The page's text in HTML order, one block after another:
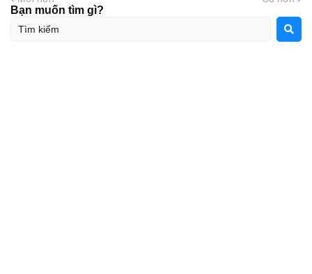
Bạn muốn tìm gì?